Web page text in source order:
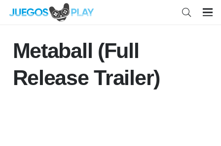
Metaball (Full
Release Trailer)